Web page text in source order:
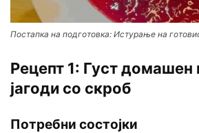
Постапка на подготовка: Истурање на
Рецепт 1: Густ домашен
јагоди со скроб
Потребни состојки